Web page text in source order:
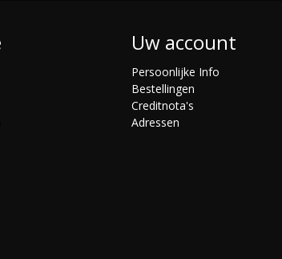
Uw account
Persoonlijke Info
Bestellingen
Creditnota's
Adressen